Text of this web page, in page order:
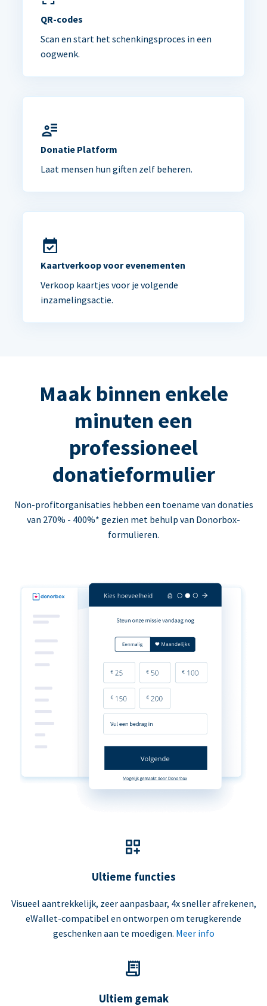
QR-codes
Scan en start het schenkingsproces in een
oogwenk.
Donatie Platform
Laat mensen hun giften zelf beheren.
Kaartverkoop voor evenementen
Verkoop kaartjes voor je volgende
inzamelingsactie.
Maak binnen enkele
minuten een
professioneel
donatieformulier
Non-profitorganisaties hebben een toename van donaties
van 270% - 400%* gezien met behulp van Donorbox-
formulieren.
Ultieme functies
Visueel aantrekkelijk, zeer aanpasbaar, 4x sneller afrekenen,
eWallet-compatibel en ontworpen om terugkerende
geschenken aan te moedigen. Meer info
Ultiem gemak